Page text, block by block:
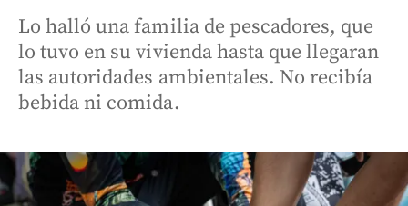
Lo halló una familia de pescadores, que
lo tuvo en su vivienda hasta que llegaran
las autoridades ambientales. No recibía
bebida ni comida.